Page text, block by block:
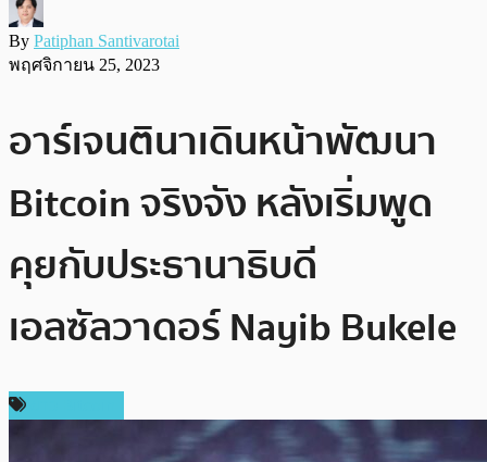
By Patiphan Santivarotai
พฤศจิกายน 25, 2023
อาร์เจนตินาเดินหน้าพัฒนา
Bitcoin จริงจัง หลังเริ่มพูด
คุยกับประธานาธิบดี
เอลซัลวาดอร์ Nayib Bukele